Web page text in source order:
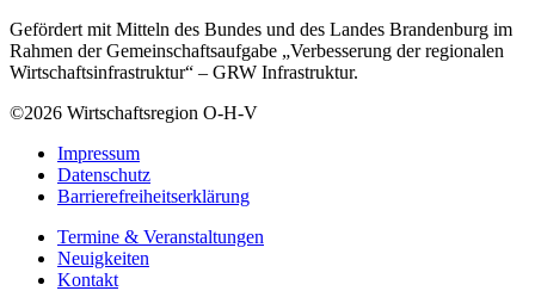
Gefördert mit Mitteln des Bundes und des Landes Brandenburg im
Rahmen der Gemeinschaftsaufgabe „Verbesserung der regionalen
Wirtschaftsinfrastruktur“ – GRW Infrastruktur.
©2026 Wirtschaftsregion O-H-V
Impressum
Datenschutz
Barrierefreiheitserklärung
Termine & Veranstaltungen
Neuigkeiten
Kontakt